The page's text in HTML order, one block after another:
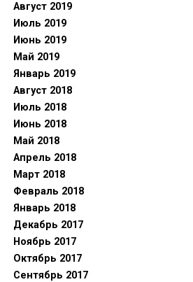
Август 2019
Июль 2019
Июнь 2019
Май 2019
Январь 2019
Август 2018
Июль 2018
Июнь 2018
Май 2018
Апрель 2018
Март 2018
Февраль 2018
Январь 2018
Декабрь 2017
Ноябрь 2017
Октябрь 2017
Сентябрь 2017